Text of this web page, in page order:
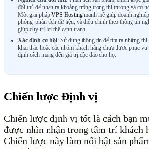
đối thủ để nhận ra khoảng trống trong thị trường và cơ
Một giải pháp VPS Hosting mạnh mẽ giúp doanh
phỏng, phân tích dữ liệu, và điều chỉnh theo thông tin
giúp duy trì lợi thế cạnh tranh.
Xác định cơ hội: Sử dụng thông tin để tìm ra những
khai thác hoặc các nhóm khách hàng chưa được phục
định cách mang đến giá trị độc đáo cho họ.
Chiến lược Định vị
Chiến lược định vị tốt là cách bạn
được nhìn nhận trong tâm trí khách
Chiến lược này làm nổi bật sản